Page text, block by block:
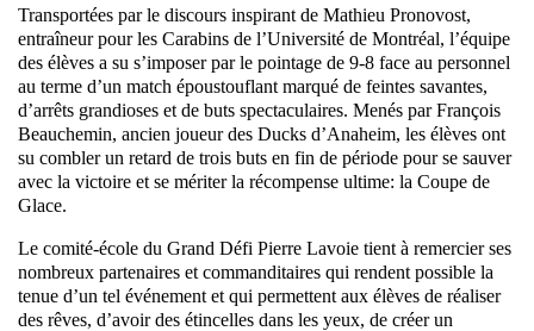
Transportées par le discours inspirant de Mathieu Pronovost,
entraîneur pour les Carabins de l’Université de Montréal, l’équipe
des élèves a su s’imposer par le pointage de 9-8 face au personnel
au terme d’un match époustouflant marqué de feintes savantes,
d’arrêts grandioses et de buts spectaculaires. Menés par François
Beauchemin, ancien joueur des Ducks d’Anaheim, les élèves ont
su combler un retard de trois buts en fin de période pour se sauver
avec la victoire et se mériter la récompense ultime: la Coupe de
Glace.
Le comité-école du Grand Défi Pierre Lavoie tient à remercier ses
nombreux partenaires et commanditaires qui rendent possible la
tenue d’un tel événement et qui permettent aux élèves de réaliser
des rêves, d’avoir des étincelles dans les yeux, de créer un